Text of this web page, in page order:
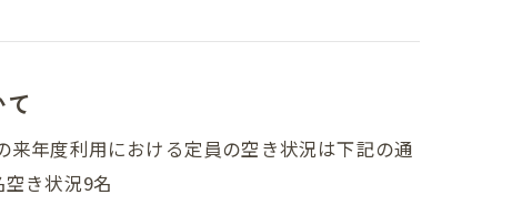
て
年度利用における定員の空き状況は下記の通
き状況9名